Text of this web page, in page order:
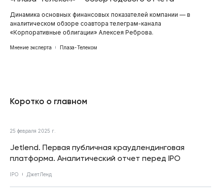
Динамика основных финансовых показателей компании — в
аналитическом обзоре соавтора телеграм-канала
«Корпоративные облигации» Алексея Реброва.
Мнение эксперта Плаза-Телеком
Коротко о главном
25 февраля 2025 г.
Jetlend. Первая публичная краудлендинговая
платформа. Аналитический отчет перед IPO
IPO ДжетЛенд